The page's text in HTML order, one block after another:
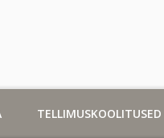
TELLIMUSKOOLITUSED